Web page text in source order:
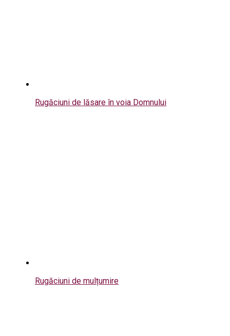
Rugăciuni de lăsare în voia Domnului
Rugăciuni de mulțumire